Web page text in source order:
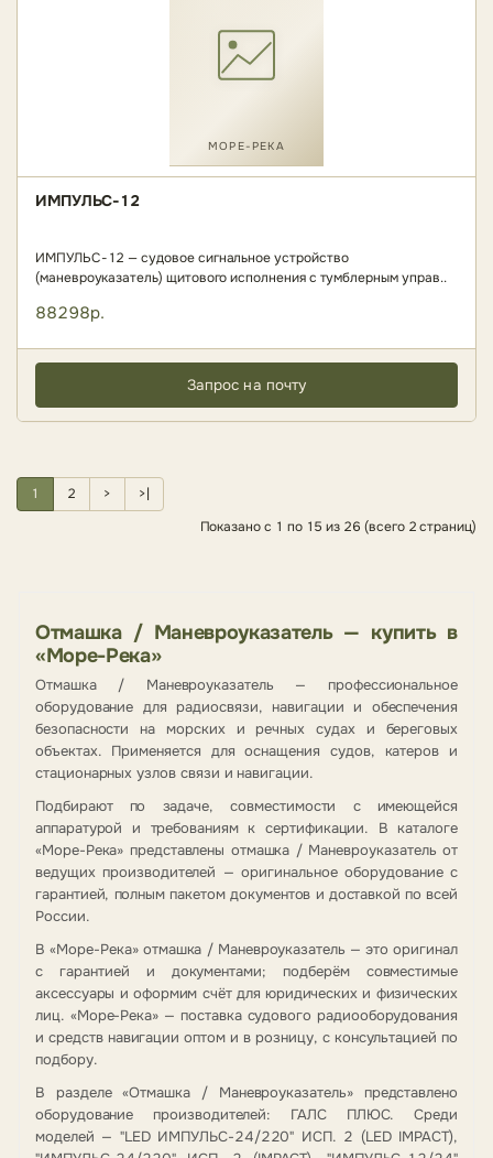
МОРЕ-РЕКА
ИМПУЛЬС-12
ИМПУЛЬС-12 — судовое сигнальное устройство
(маневроуказатель) щитового исполнения с тумблерным управ..
88298р.
Запрос на почту
1 2 >
>|
Показано с 1 по 15 из 26 (всего 2 страниц)
Отмашка / Маневроуказатель — купить в
«Море-Река»
Отмашка / Маневроуказатель — профессиональное
оборудование для радиосвязи, навигации и обеспечения
безопасности на морских и речных судах и береговых
объектах. Применяется для оснащения судов, катеров и
стационарных узлов связи и навигации.
Подбирают по задаче, совместимости с имеющейся
аппаратурой и требованиям к сертификации. В каталоге
«Море-Река» представлены отмашка / Маневроуказатель от
ведущих производителей — оригинальное оборудование с
гарантией, полным пакетом документов и доставкой по всей
России.
В «Море-Река» отмашка / Маневроуказатель — это оригинал
с гарантией и документами; подберём совместимые
аксессуары и оформим счёт для юридических и физических
лиц. «Море-Река» — поставка судового радиооборудования
и средств навигации оптом и в розницу, с консультацией по
подбору.
В разделе «Отмашка / Маневроуказатель» представлено
оборудование производителей: ГАЛС ПЛЮС. Среди
моделей — "LED ИМПУЛЬС-24/220" ИСП. 2 (LED IMPACT),